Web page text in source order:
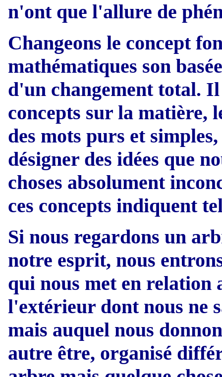
n'ont que l'allure de
Changeons le concept
mathématiques son
d'un changement total. Il
concepts sur la matière,
des mots purs et
désigner des idées que
choses absolument
ces concepts indiquent
Si nous regardons un
notre esprit, nous
qui nous met en relation
l'extérieur dont nous ne
mais auquel nous
autre être, organisé